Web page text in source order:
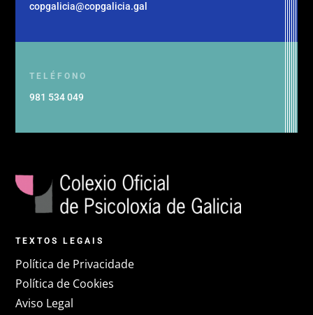
copgalicia@copgalicia.gal
TELÉFONO
981 534 049
TEXTOS LEGAIS
Política de Privacidade
Política de Cookies
Aviso Legal